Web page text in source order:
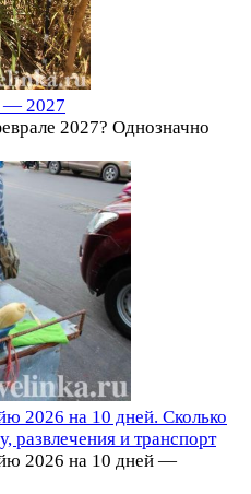
— 2027
2027? Однозначно
2026 на 10 дней. Сколько
развлечения и транспорт
2026 на 10 дней —